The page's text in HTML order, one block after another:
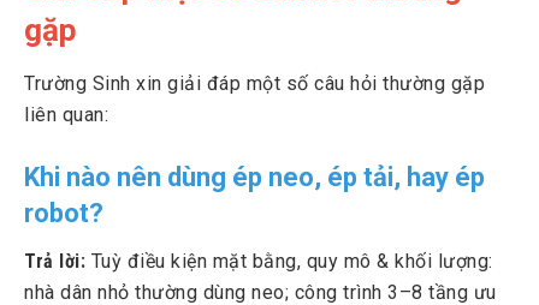
gặp
Trường Sinh xin giải đáp một số câu hỏi thường gặp
liên quan:
Khi nào nên dùng ép neo, ép tải, hay ép
robot?
Trả lời: Tuỳ điều kiện mặt bằng, quy mô & khối lượng:
nhà dân nhỏ thường dùng neo; công trình 3–8 tầng ưu